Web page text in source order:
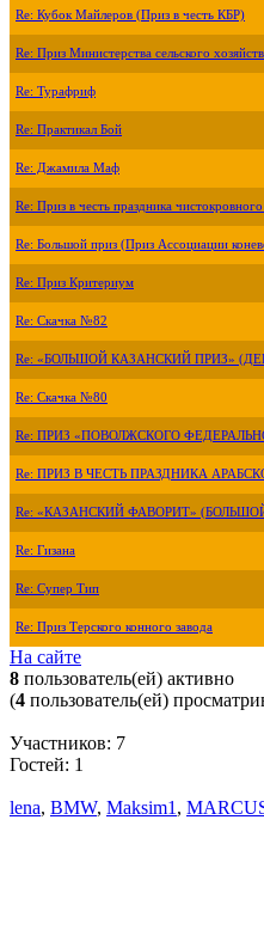
Re: Кубок Майлеров (Приз в честь КБР)
Re: Приз Министерства сельского
Re: Турафриф
Re: Практикал Бой
Re: Джамила Маф
Re: Приз в честь праздника чистокровного
Re: Большой приз (Приз Ассоциации
Re: Приз Критериум
Re: Скачка №82
Re: «БОЛЬШОЙ КАЗАНСКИЙ ПРИЗ»
Re: Скачка №80
Re: ПРИЗ «ПОВОЛЖСКОГО
Re: ПРИЗ В ЧЕСТЬ ПРАЗДНИКА
Re: «КАЗАНСКИЙ ФАВОРИТ»
Re: Гизана
Re: Супер Тип
Re: Приз Терского конного завода
На сайте
8 пользователь(ей) активно
(4 пользователь(ей)
Участников: 7
Гостей: 1
lena, BMW, Maksim1 ,